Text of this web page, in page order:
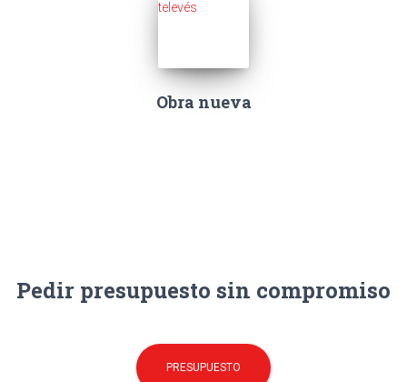
Obra nueva
Pedir presupuesto sin compromiso
PRESUPUESTO